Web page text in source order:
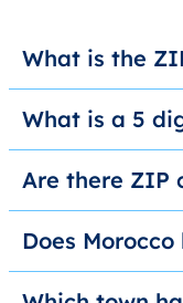
What is the
What is a 5
Are there ZIP
Does